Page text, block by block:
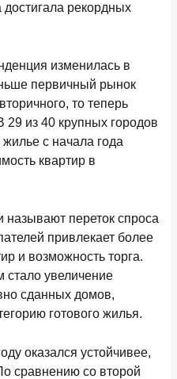
достигала рекордных
изменилась в
первичный рынок
то теперь
29 из 40 крупных городов
с начала года
квартир в
называют переток спроса
привлекает более
и возможность торга.
увеличение
сданных домов,
готового жилья.
оказался устойчивее,
сравнению со второй